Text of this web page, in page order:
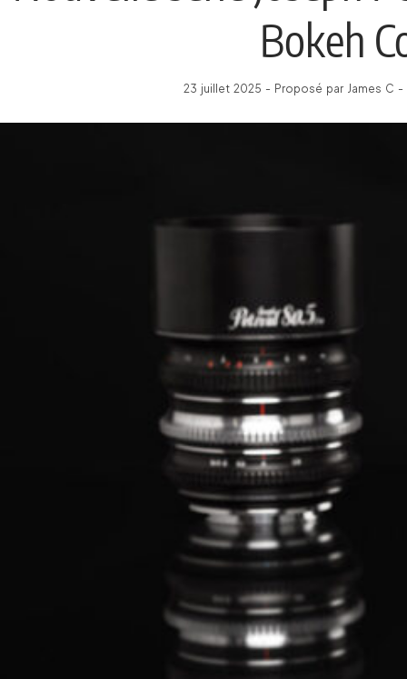
Bokeh
23 juillet 2025 - Proposé par James C